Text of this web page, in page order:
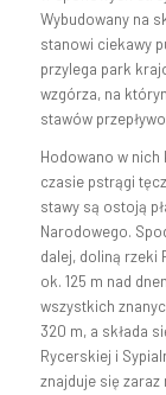
Wybudowany na
stanowi ciekawy
przylega park
wzgórza, na
stawów
Hodowano w nich
czasie pstrągi
stawy są ostoją
Narodowego.
dalej, doliną rzeki
ok. 125 m nad
wszystkich
320 m, a składa
Rycerskiej i
znajduje się